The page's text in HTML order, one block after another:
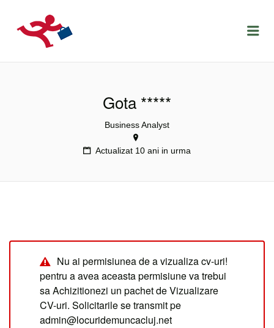
LOCURIDEMUNCACLUJ.NET
Gota *****
Business Analyst
Actualizat 10 ani in urma
Nu ai permisiunea de a vizualiza cv-uri!
pentru a avea aceasta permisiune va trebui
sa Achizitionezi un pachet de Vizualizare
CV-uri. Solicitarile se transmit pe
admin@locuridemuncacluj.net